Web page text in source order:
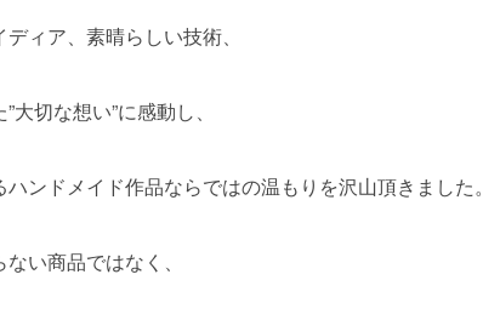
ィア、素晴らしい技術、
大切な想い”に感動し、
ンドメイド作品ならではの温もりを沢山頂きました。
い商品ではなく、